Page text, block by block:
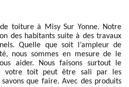
toiture à Misy Sur Yonne. Notre
des habitants suite à des travaux
Quelle que soit l’ampleur de
nous sommes en mesure de le
aider. Nous faisons surtout le
votre toit peut être sali par les
que faire. Avec des produits